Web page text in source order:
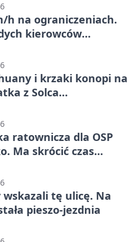
h na ograniczeniach.
kierowców
i krzaki konopi na
z Solca
ratownicza dla OSP
Ma skrócić czas
wskazali tę ulicę. Na
pieszo-jezdnia